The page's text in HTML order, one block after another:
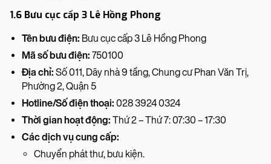
1.6 Bưu cục cấp 3 Lê Hồng Phong
Tên bưu điện: Bưu cục cấp 3 Lê Hồng Phong
Mã số bưu điện: 750100
Địa chỉ: Số 011, Dãy nhà 9 tầng, Chung cư Phan Văn Trị,
Phường 2, Quận 5
Hotline/Số điện thoại: 028 3924 0324
Thời gian hoạt động: Thứ 2 – Thứ 7: 07:30 – 17:30
Các dịch vụ cung cấp:
Chuyển phát thư, bưu kiện.